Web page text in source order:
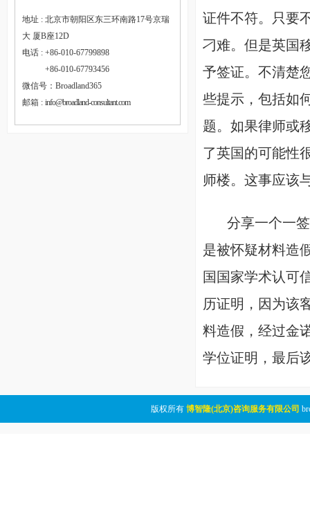
地址 : 北京市朝阳区东三环南路17号京瑞
大 厦B座12D
电话 : +86-010-67799898
+86-010-67793456
微信号：Broadland365
邮箱 : info@broadland-consultant.com
证件不符。只要
刁难。但是英国
予签证。不清楚
些提示，包括如
题。如果律师或
了英国的可能性
师楼。这事应该
分享一个一签
是被怀疑材料造
国国家学术认可
历证明，因为该
料造假，经过金
学位证明，最后
版权所有 博智隆(北京)咨询服务有限公司